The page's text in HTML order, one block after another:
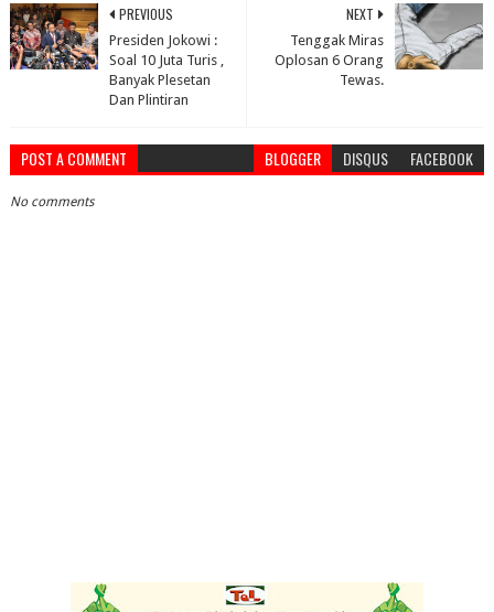
NEXT
Tenggak Miras
Oplosan 6 Orang
Tewas.
PREVIOUS
Presiden Jokowi :
Soal 10 Juta Turis ,
Banyak Plesetan
Dan Plintiran
POST A COMMENT BLOGGER DISQUS FACEBOOK
No comments